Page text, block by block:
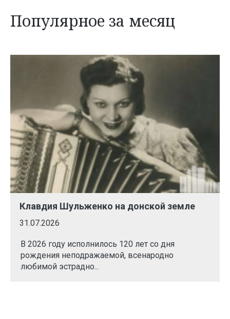
Популярное за месяц
Клавдия Шульженко на донской земле
31.07.2026
В 2026 году исполнилось 120 лет со дня
рождения неподражаемой, всенародно
любимой эстрадно...